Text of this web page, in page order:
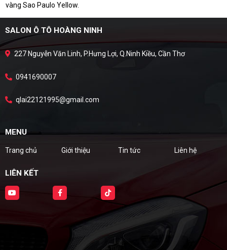
vàng Sao Paulo Yellow.
SALON Ô TÔ HOÀNG NINH
227 Nguyễn Văn Linh, P.Hưng Lợi, Q.Ninh Kiều, Cần Thơ
0941690007
qlai22121995@gmail.com
MENU
Trang chủ Giới thiệu Tin tức Liên hệ
LIÊN KẾT